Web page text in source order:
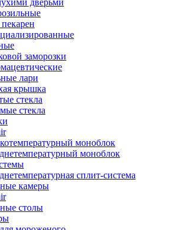
дверьми
заморозки
лари
крышка
стекла
стекла
моноблок
моноблок
сплит-система
камеры
столы